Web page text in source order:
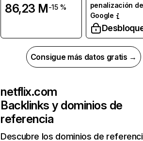
86,23 M-15 %
penalización de
Google
Consigue más datos gratis →
netflix.com
Backlinks y dominios de
referencia
Descubre los dominios de